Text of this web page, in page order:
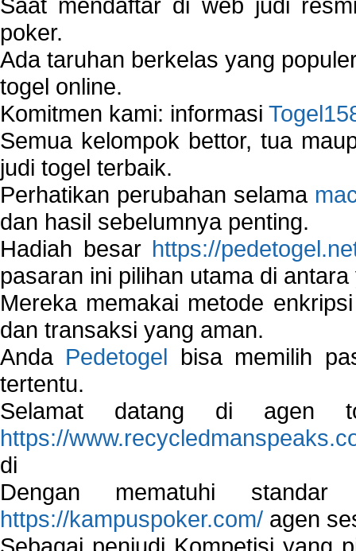
poker.
Ada taruhan berkelas yang
togel online.
Komitmen kami: informasi
Semua kelompok bettor, tua
judi togel terbaik.
Perhatikan perubahan selama
dan hasil sebelumnya penting.
Hadiah besar https://
pasaran ini pilihan utama di
Mereka memakai metode
dan transaksi yang aman.
Anda Pedetogel bisa memilih
tertentu.
Selamat datang di agen
https://
di
Dengan mematuhi
https://kampuspoker.com/ agen
Sebagai penjudi Kompetisi yang